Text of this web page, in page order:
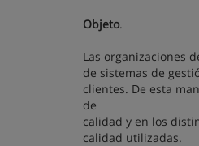
Objeto.
Las organizaciones
de sistemas de
clientes. De esta
de
calidad y en los
calidad utilizadas.